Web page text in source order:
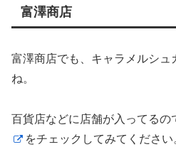
富澤商店
富澤商店でも、キャラメルシュ
ね。
百貨店などに店舗が入ってるの
をチェックしてみてください